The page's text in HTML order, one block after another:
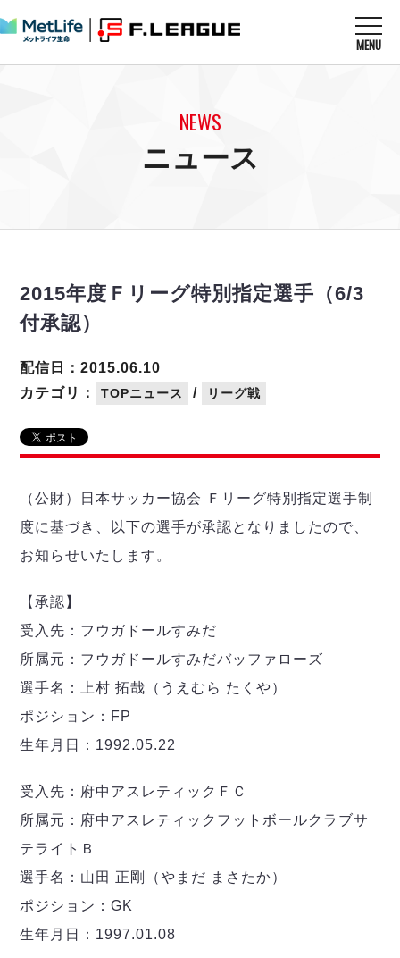
MENU
U-23選抜
メディア情報
フットサル日本代表
戦績表
警告・退場・出場停止選手
個人ランキング｜ゴール
個人ランキング｜シュート
個人ランキング｜シュート成功率
メットライフ生命Ｆ２リーグ
試合日程
順位表
戦績表
個人ランキング｜ゴール
個人ランキング｜シュート
個人ランキング｜シュート成功率
個人ランキング｜第2PK
メットライフ生命Ｆリーグカップ 2026
大会概要
アリーナ情報
過去の記録
エスポラーダ北海道
バルドラール浦安
しながわシティ
立川アスレティックFC
ペスカドーラ町田
湘南ベルマーレ
名古屋オーシャンズ
シュライカー大阪
バサジィ大分
メットライフ生命Ｆ２リーグ
ヴォスクオーレ仙台
マルバ水戸FC
リガーレヴィア葛飾
Y．S．C．C．横浜
ヴィンセドール白山
アグレミーナ浜松
ポルセイド浜田
ミラクルスマイル新居浜
アリーナ情報
リーグ概要 ABOUT US
リーグ概要
日本フットサルリーグについて
大会概要
リーグ要項
アリーナ観戦マナー&ルール
過去の記録 ARCHIVE
過去の試合記録
ディビジョン1 試合記録
ディビジョン2 試合記録
Ｆリーグカップ 試合記録
リーグ統計データ
記念ゴール
担当審判員
選手の通算記録（Ｆ１）
エスポラーダ北海道
バルドラール浦安
フウガドールすみだ
立川アスレティックFC
プロジェクト PROJECT
DIVISION 01
DIVISION 02
NEWS
ニュース
2015年度Ｆリーグ特別指定選手（6/3
付承認）
カテゴリ： TOPニュース / リーグ戦
配信日：2015.06.10
（公財）日本サッカー協会 Ｆリーグ特別指定選手制
度に基づき、以下の選手が承認となりましたので、
お知らせいたします。
【承認】
受入先：フウガドールすみだ
所属元：フウガドールすみだバッファローズ
選手名：上村 拓哉（うえむら たくや）
ポジション：FP
生年月日：1992.05.22
受入先：府中アスレティックＦＣ
所属元：府中アスレティックフットボールクラブサ
テライトＢ
選手名：山田 正剛（やまだ まさたか）
ポジション：GK
生年月日：1997.01.08